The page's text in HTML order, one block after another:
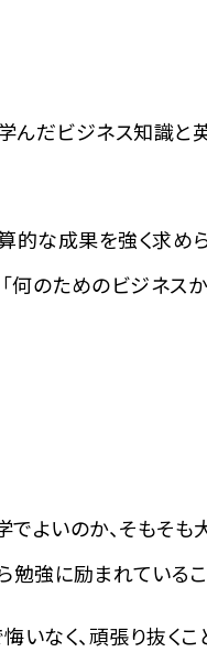
んだビジネス知識
的な成果を強く求
何のためのビジネ
よいのか、そもそ
勉強に励まれているこ
なく、頑張り抜くこ